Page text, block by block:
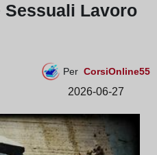
Sessuali Lavoro
Per CorsiOnline55
2026-06-27